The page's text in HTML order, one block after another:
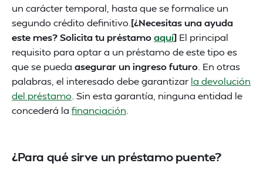
un carácter temporal, hasta que se formalice un
segundo crédito definitivo. [¿Necesitas una ayuda
este mes? Solicita tu préstamoaquí] El principal
requisito para optar a un préstamo de este tipo es
que se pueda asegurar un ingreso futuro . En otras
palabras, el interesado debe garantizar la devolución
del préstamo . Sin esta garantía, ninguna entidad le
concederá la financiación
¿Para qué sirve un préstamo puente?